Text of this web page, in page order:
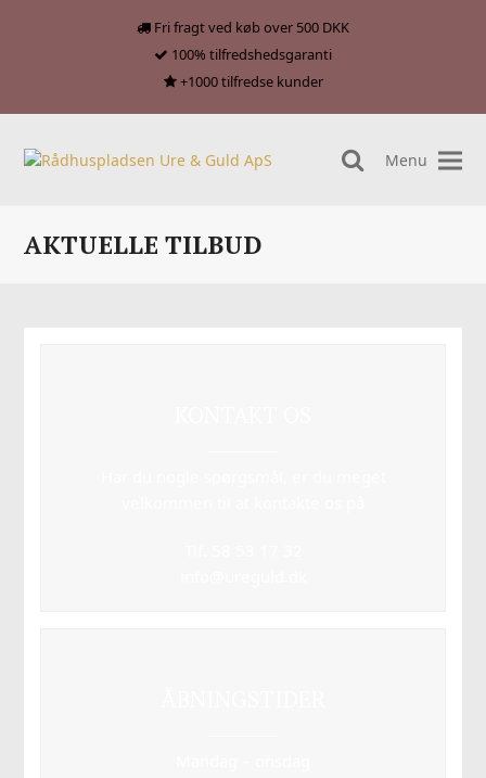
Fri fragt ved køb over 500 DKK
100% tilfredshedsgaranti
+1000 tilfredse kunder
search
Menu
AKTUELLE TILBUD